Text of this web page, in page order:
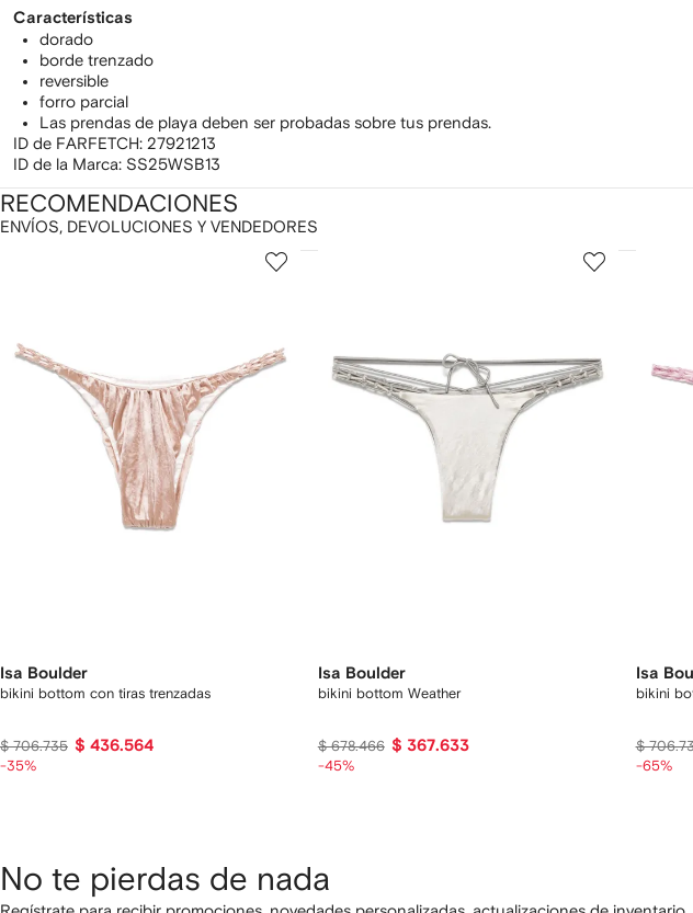
Características
dorado
borde trenzado
reversible
forro parcial
Las prendas de playa deben ser probadas sobre tus prendas.
ID de FARFETCH: 27921213
ID de la Marca: SS25WSB13
ENVÍOS, DEVOLUCIONES Y VENDEDORES
RECOMENDACIONES
Isa Boulder
bikini bottom con tiras trenzadas
$ 706.735 $ 436.564
-35%
2
Isa Boulder
bikini bottom Weather
$ 678.466 $ 367.633
-45%
3
Isa
bikini
$
-65%
No te pierdas de nada